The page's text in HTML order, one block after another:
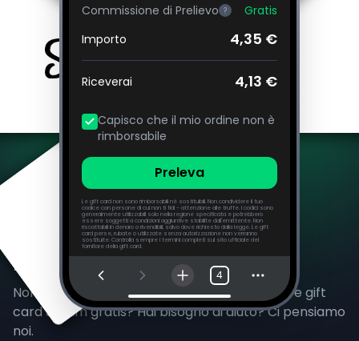
Commissione di Prelievo ?
Gratis
Importo
4,35 €
Riceverai 4,13 €
Capisco che il mio ordine non è
rimborsabile
Preleva
Le gift card non sono rimborsabili né sostituibili. Non condividere il tuo
codice con persone di cui non ti fidi - attenzione alle truffe. I codici sono
generalmente utilizzabili solo nella regione specificata e potrebbero
essere soggetti a condizioni aggiuntive stabilite dall'emittente. Non
riscattabili in denaro o rivendibili, salvo dove richiesto dalla legge. Le gift
card perse, rubate o utilizzate senza autorizzazione non verranno
sostituite. Controlla sempre i termini completi sul sito ufficiale del
fornitore della gift card.
4
Domande Frequenti
Non hai ancora capito come puoi guadagnare gift
card Steam gratis? Hai bisogno di aiuto? Ci pensiamo
noi.